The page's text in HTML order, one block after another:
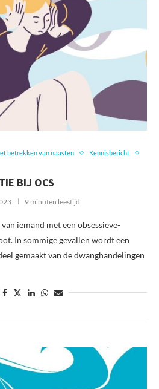
betrekken van naasten
Kennisbericht
BIJ OCS
9 minuten leestijd
iemand met een obsessieve-
In sommige gevallen wordt een
gemaakt van de dwanghandelingen